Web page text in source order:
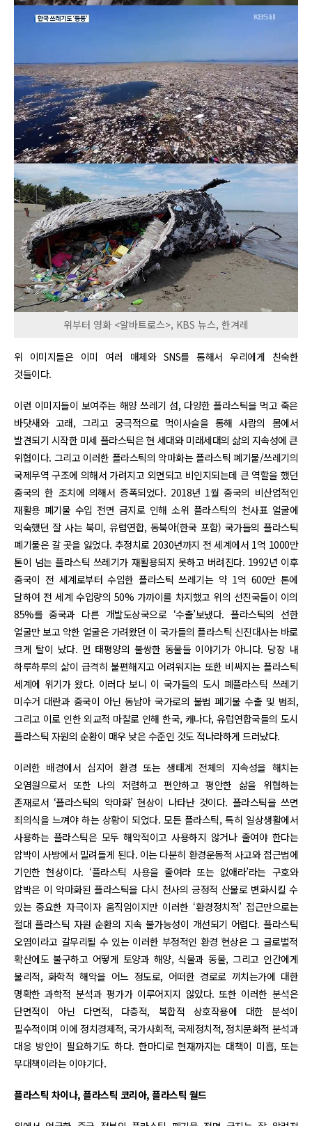
위부터 영화 <알바트로스>, KBS 뉴스, 한겨레
위 이미지들은 이미 여러 매체와 SNS를 통해서 우리에게 친숙한
것들이다.
이런 이미지들이 보여주는 해양 쓰레기 섬, 다양한 플라스틱을 먹고 죽은
바닷새와 고래, 그리고 궁극적으로 먹이사슬을 통해 사람의 몸에서
발견되기 시작한 미세 플라스틱은 현 세대와 미래세대의 삶의 지속성에 큰
위협이다. 그리고 이러한 플라스틱의 악마화는 플라스틱 폐기물/쓰레기의
국제무역 구조에 의해서 가려지고 외면되고 비인지되는데 큰 역할을 했던
중국의 한 조치에 의해서 증폭되었다. 2018년 1월 중국의 비산업적인
재활용 폐기물 수입 전면 금지로 인해 소위 플라스틱의 천사표 얼굴에
익숙했던 잘 사는 북미, 유럽연합, 동북아(한국 포함) 국가들의 플라스틱
폐기물은 갈 곳을 잃었다. 추정치로 2030년까지 전 세계에서 1억 1000만
톤이 넘는 플라스틱 쓰레기가 재활용되지 못하고 버려진다. 1992년 이후
중국이 전 세계로부터 수입한 플라스틱 쓰레기는 약 1억 600만 톤에
달하여 전 세계 수입량의 50% 가까이를 차지했고 위의 선진국들이 이의
85%를 중국과 다른 개발도상국으로 ‘수출’보냈다. 플라스틱의 선한
얼굴만 보고 악한 얼굴은 가려왔던 이 국가들의 플라스틱 신진대사는 바로
크게 탈이 났다. 먼 태평양의 불쌍한 동물들 이야기가 아니다. 당장 내
하루하루의 삶이 급격히 불편해지고 어려워지는 또한 비싸지는 플라스틱
세계에 위기가 왔다. 이러다 보니 이 국가들의 도시 폐플라스틱 쓰레기
미수거 대란과 중국이 아닌 동남아 국가로의 불법 폐기물 수출 및 범죄,
그리고 이로 인한 외교적 마찰로 인해 한국, 캐나다, 유럽연합국들의 도시
플라스틱 자원의 순환이 매우 낮은 수준인 것도 적나라하게 드러났다.
이러한 배경에서 심지어 환경 또는 생태계 전체의 지속성을 해치는
오염원으로서 또한 나의 저렴하고 편안하고 평안한 삶을 위협하는
존재로서 ‘플라스틱의 악마화’ 현상이 나타난 것이다. 플라스틱을 쓰면
죄의식을 느껴야 하는 상황이 되었다. 모든 플라스틱, 특히 일상생활에서
사용하는 플라스틱은 모두 해악적이고 사용하지 않거나 줄여야 한다는
압박이 사방에서 밀려들게 된다. 이는 다분히 환경운동적 사고와 접근법에
기인한 현상이다. ‘플라스틱 사용을 줄여라 또는 없애라’라는 구호와
압박은 이 악마화된 플라스틱을 다시 천사의 긍정적 산물로 변화시킬 수
있는 중요한 자극이자 움직임이지만 이러한 ‘환경정치적’ 접근만으로는
절대 플라스틱 자원 순환의 지속 불가능성이 개선되기 어렵다. 플라스틱
오염이라고 갈무리될 수 있는 이러한 부정적인 환경 현상은 그 글로벌적
확산에도 불구하고 어떻게 토양과 해양, 식물과 동물, 그리고 인간에게
물리적, 화학적 해악을 어느 정도로, 어떠한 경로로 끼치는가에 대한
명확한 과학적 분석과 평가가 이루어지지 않았다. 또한 이러한 분석은
단면적이 아닌 다면적, 다층적, 복합적 상호작용에 대한 분석이
필수적이며 이에 정치경제적, 국가사회적, 국제정치적, 정치문화적 분석과
대응 방안이 필요하기도 하다. 한마디로 현재까지는 대책이 미흡, 또는
무대책이라는 이야기다.
플라스틱 차이나, 플라스틱 코리아, 플라스틱 월드